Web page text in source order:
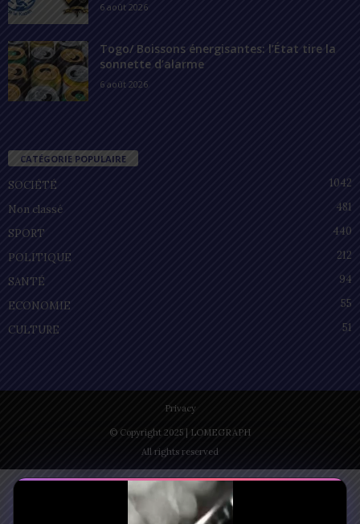
6 août 2026
Togo/ Boissons énergisantes: l’État tire la
sonnette d’alarme
6 août 2026
CATÉGORIE POPULAIRE
SOCIÉTÉ
1042
Non classé
481
SPORT
440
POLITIQUE
212
SANTÉ
94
ECONOMIE
55
CULTURE
51
Privacy
© Copyright 2025 | LOMEGRAPH
All rights reserved